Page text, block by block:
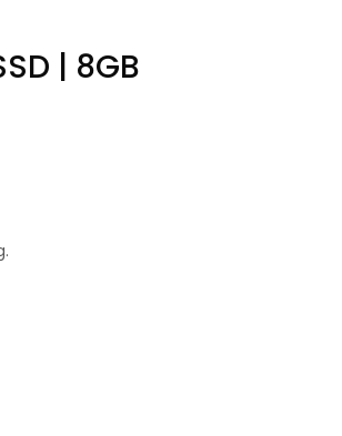
| 8GB